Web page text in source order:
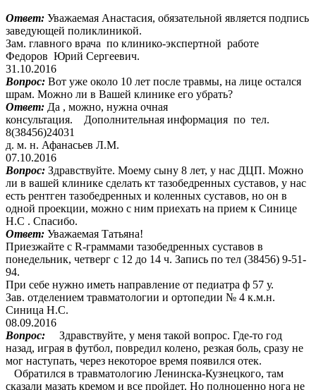
Ответ: Уважаемая Анастасия, обязательной является подпись
заведующей поликлиникой.
Зам. главного врача по клинико-экспертной работе
Федоров Юрий Сергеевич.
31.10.2016
Вопрос: Вот уже около 10 лет после травмы, на лице остался
шрам. Можно ли в Вашей клинике его убрать?
Ответ: Да , можно, нужна очная
консультация. Дополнительная информация по тел.
8(38456)24031
д. м. н. Афанасьев Л.М.
07.10.2016
Вопрос: Здравствуйте. Моему сыну 8 лет, у нас ДЦП. Можно
ли в вашей клинике сделать кт тазобедренных суставов, у нас
есть рентген тазобедренных и коленных суставов, но он в
одной проекции, можно с ним приехать на прием к Синице
Н.С . Спасибо.
Ответ: Уважаемая Татьяна!
Приезжайте с R-граммами тазобедренных суставов в
понедельник, четверг с 12 до 14 ч. Запись по тел (38456) 9-51-
94.
При себе нужно иметь направление от педиатра ф 57 у.
Зав. отделением травматологии и ортопедии № 4 к.м.н.
Синица Н.С.
08.09.2016
Вопрос:
Здравствуйте, у меня такой вопрос. Где-то год
назад, играя в футбол, повредил колено, резкая боль, сразу не
мог наступать, через некоторое время появился отек.
Обратился в травматологию Ленинска-Кузнецкого, там
сказали мазать кремом и все пройдет. Но полноценно нога не